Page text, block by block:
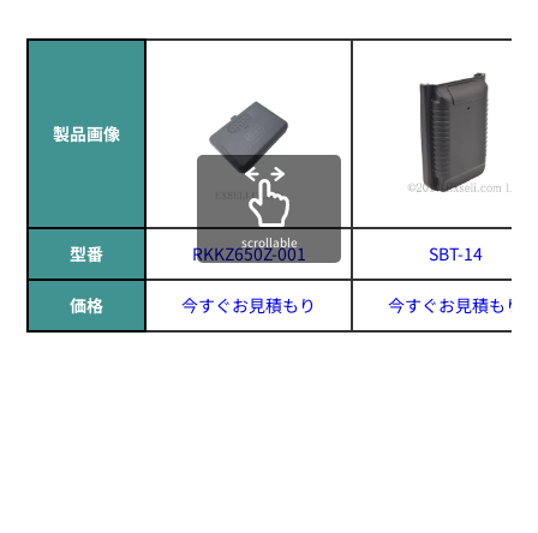
製品画像
型番 RKKZ650Z-001 SBT-14
価格 今すぐお見積もり 今すぐお見積もり
scrollable